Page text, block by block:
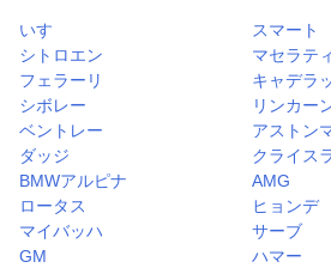
いすゞ
スマート
シトロエン
マセラティ
フェラーリ
キャデラ
シボレー
リンカー
ベントレー
アストン
ダッジ
クライス
BMWアルピナ
AMG
ロータス
ヒョンデ
マイバッハ
サーブ
GM
ハマー